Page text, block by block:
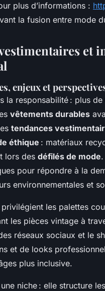
plus d’informations :
la fusion entre mode
et
enjeux et
la responsabilité : plus
vêtements durables
tendances
éthique : matériaux
lors des défilés de mode
pour répondre à la
environnementales et
privilégient les palettes
les pièces vintage à
réseaux sociaux et le
et de looks
plus inclusive.
niche : elle structure